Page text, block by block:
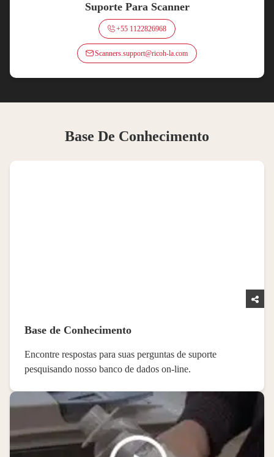
Suporte Para Scanner
+55 1122826968
Scanners.support@ricoh-la.com
Base De Conhecimento
Base de Conhecimento
Encontre respostas para suas perguntas de suporte
pesquisando nosso banco de dados on-line.